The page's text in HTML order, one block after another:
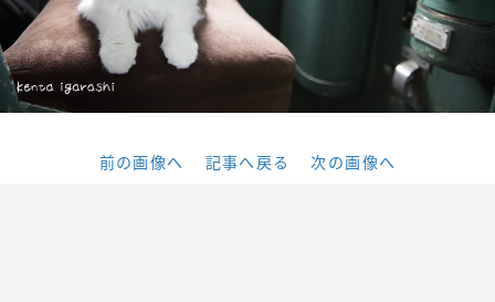
前の画像へ 記事へ戻る 次の画像へ